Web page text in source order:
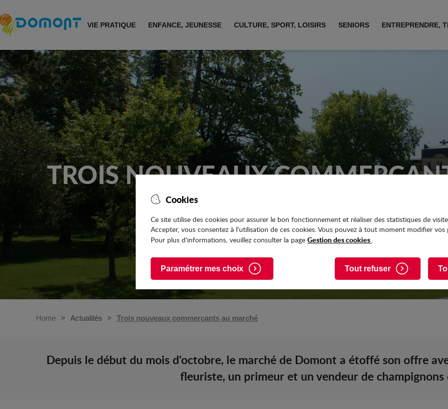
Cookies
Ce site utilise des cookies pour assurer le bon fonctionnement et réaliser des statistiques de
Accepter, vous consentez à l'utilisation de ces cookies. Vous pouvez à tout moment modifier vos
Pour plus d'informations, veuillez consulter la page Gestion des cookies .
Paramétrer mes choix Tout refuser
Accéder au contenu
VIE PRATIQUE ENFANCE, JEUNESSE CULTURE, SPORT, LOISIRS SENIORS ENTREPRENDRE,
TROIS NOUVEAUX
Home Actualités Trois nouveaux commerçants au marché
Depuis le début du mois d'octobre, le marché de Domont a étoffé son offre
fleuriste, un primeur et un vendeur de champignons